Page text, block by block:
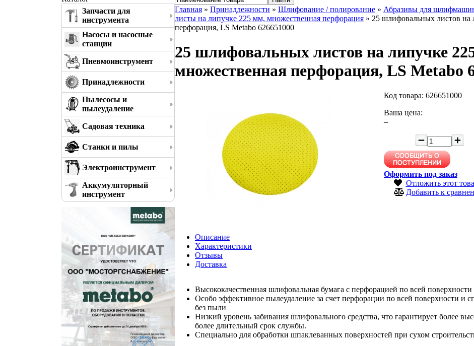
Запчасти для
инструмента
Насосы и насосные
станции
Пневмоинструмент
Принадлежности
Пылесосы и
пылеудаление
Садовая техника
Станки и пилы
Электроинструмент
Аккумуляторный
инструмент
Главная » Принадлежности » Шлифование / полирование » Абразивы для
листы на липучке 225 мм, множественная перфорация » 25 шлифовальных листов
перфорация, LS Metabo 626651000
25 шлифовальных листов на липучке
множественная перфорация, LS Metabo
Код товара: 626651000
Ваша цена:
–
Оформить под заказ
Отложить этот
Добавить к
Описание
Характеристики
Отзывы
Доставка
Высококачественная шлифовальная бумага с перфорацией по всей
Особо эффективное пылеудаление за счет перфорации по всей поверхности и
без пыли
Низкий уровень забивания шлифовального средства, что гарантирует более
более длительный срок службы.
Специально для обработки шпаклеванных поверхностей при сухом